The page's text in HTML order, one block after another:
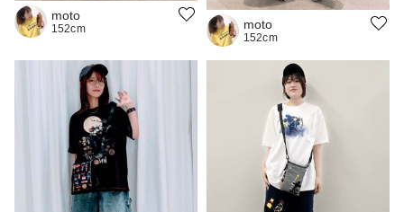
moto
152cm moto
152cm